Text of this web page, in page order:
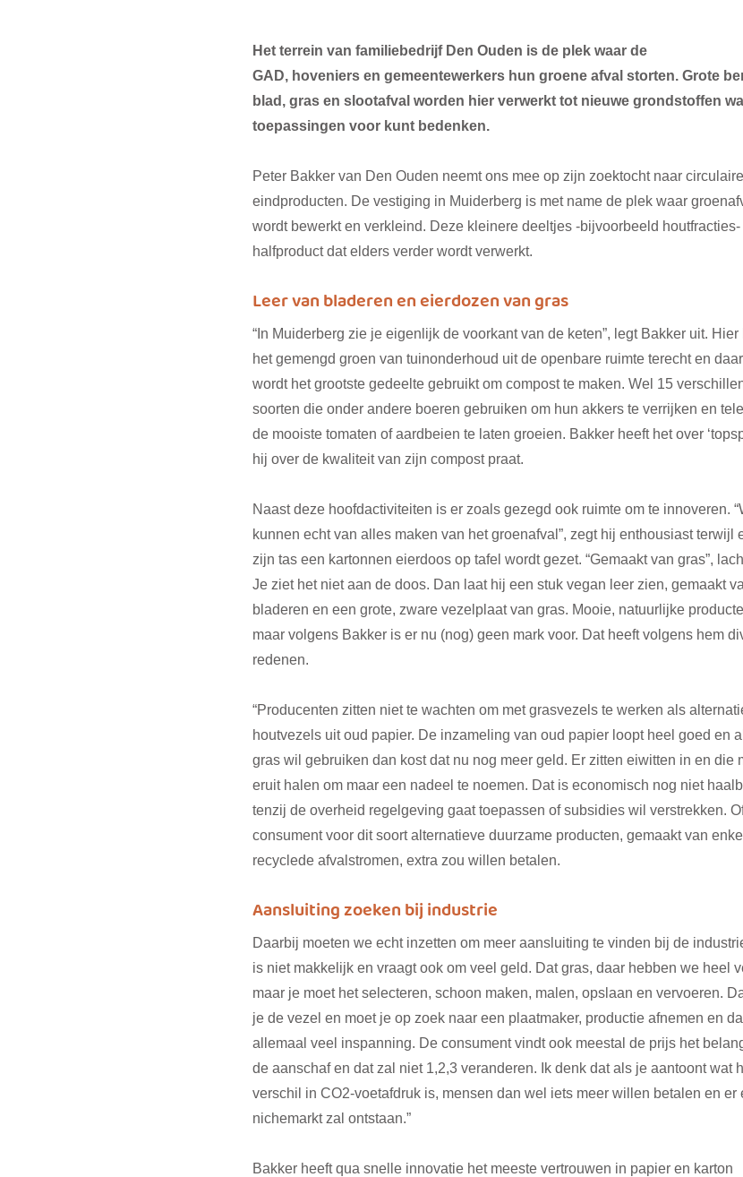
Het terrein van familiebedrijf Den Ouden is de plek waar de
GAD, hoveniers en gemeentewerkers hun groene afval storten. Grote
blad, gras en slootafval worden hier verwerkt tot nieuwe grondstoffen
toepassingen voor kunt bedenken.
Peter Bakker van Den Ouden neemt ons mee op zijn zoektocht naar circulaire
eindproducten. De vestiging in Muiderberg is met name de plek waar
wordt bewerkt en verkleind. Deze kleinere deeltjes -bijvoorbeeld
halfproduct dat elders verder wordt verwerkt.
Leer van bladeren en eierdozen van gras
“In Muiderberg zie je eigenlijk de voorkant van de keten”, legt Bakker uit. Hier
het gemengd groen van tuinonderhoud uit de openbare ruimte terecht en
wordt het grootste gedeelte gebruikt om compost te maken. Wel 15
soorten die onder andere boeren gebruiken om hun akkers te verrijken en
de mooiste tomaten of aardbeien te laten groeien. Bakker heeft het over
hij over de kwaliteit van zijn compost praat.
Naast deze hoofdactiviteiten is er zoals gezegd ook ruimte om te innoveren.
kunnen echt van alles maken van het groenafval”, zegt hij enthousiast terwijl
zijn tas een kartonnen eierdoos op tafel wordt gezet. “Gemaakt van gras”,
Je ziet het niet aan de doos. Dan laat hij een stuk vegan leer zien, gemaakt
bladeren en een grote, zware vezelplaat van gras. Mooie, natuurlijke
maar volgens Bakker is er nu (nog) geen mark voor. Dat heeft volgens hem
redenen.
“Producenten zitten niet te wachten om met grasvezels te werken als
houtvezels uit oud papier. De inzameling van oud papier loopt heel goed en
gras wil gebruiken dan kost dat nu nog meer geld. Er zitten eiwitten in en die
eruit halen om maar een nadeel te noemen. Dat is economisch nog niet
tenzij de overheid regelgeving gaat toepassen of subsidies wil verstrekken.
consument voor dit soort alternatieve duurzame producten, gemaakt van enkel
recyclede afvalstromen, extra zou willen betalen.
Aansluiting zoeken bij industrie
Daarbij moeten we echt inzetten om meer aansluiting te vinden bij de
is niet makkelijk en vraagt ook om veel geld. Dat gras, daar hebben we heel
maar je moet het selecteren, schoon maken, malen, opslaan en vervoeren.
je de vezel en moet je op zoek naar een plaatmaker, productie afnemen en
allemaal veel inspanning. De consument vindt ook meestal de prijs het
de aanschaf en dat zal niet 1,2,3 veranderen. Ik denk dat als je aantoont wat
verschil in CO2-voetafdruk is, mensen dan wel iets meer willen betalen en er
nichemarkt zal ontstaan.”
Bakker heeft qua snelle innovatie het meeste vertrouwen in papier en karton